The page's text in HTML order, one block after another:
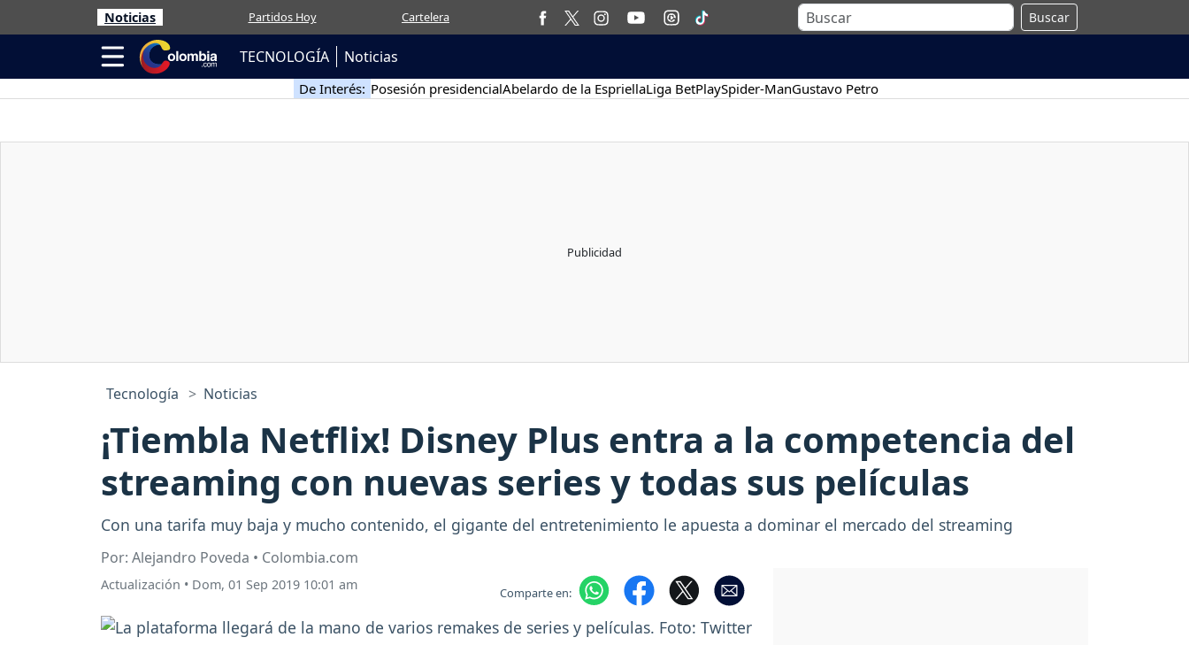
Noticias Partidos Hoy Cartelera Buscar
TECNOLOGÍA Noticias
De Interés: Posesión presidencialAbelardo de la EspriellaLiga BetPlaySpider-ManGustavo Petro
Tecnología Noticias
¡Tiembla Netflix! Disney Plus entra a la competencia del
streaming con nuevas series y todas sus películas
Con una tarifa muy baja y mucho contenido, el gigante del entretenimiento le apuesta a dominar el mercado del streaming
Por: Alejandro Poveda • Colombia.com
Actualización • Dom, 01 Sep 2019 10:01 am Comparte en: